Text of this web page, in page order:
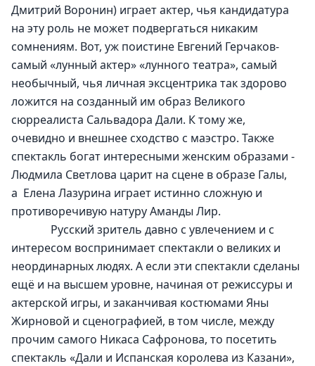
Дмитрий Воронин) играет актер, чья кандидатура
на эту роль не может подвергаться никаким
сомнениям. Вот, уж поистине Евгений Герчаков-
самый «лунный актер» «лунного театра», самый
необычный, чья личная эксцентрика так здорово
ложится на созданный им образ Великого
сюрреалиста Сальвадора Дали. К тому же,
очевидно и внешнее сходство с маэстро. Также
спектакль богат интересными женским образами -
Людмила Светлова царит на сцене в образе Галы,
а  Елена Лазурина играет истинно сложную и
противоречивую натуру Аманды Лир.
Русский зритель давно с увлечением и с
интересом воспринимает спектакли о великих и
неординарных людях. А если эти спектакли сделаны
ещё и на высшем уровне, начиная от режиссуры и
актерской игры, и заканчивая костюмами Яны
Жирновой и сценографией, в том числе, между
прочим самого Никаса Сафронова, то посетить
спектакль «Дали и Испанская королева из Казани»,